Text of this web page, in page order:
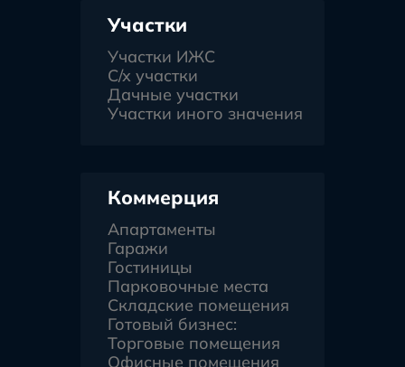
Участки
Участки ИЖС
С/х участки
Дачные участки
Участки иного значения
Коммерция
Апартаменты
Гаражи
Гостиницы
Парковочные места
Складские помещения
Готовый бизнес:
Торговые помещения
Офисные помещения